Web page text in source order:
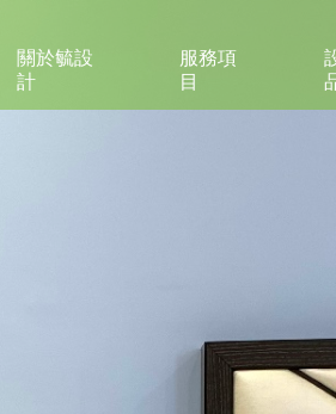
關於毓設
計
服務項
目